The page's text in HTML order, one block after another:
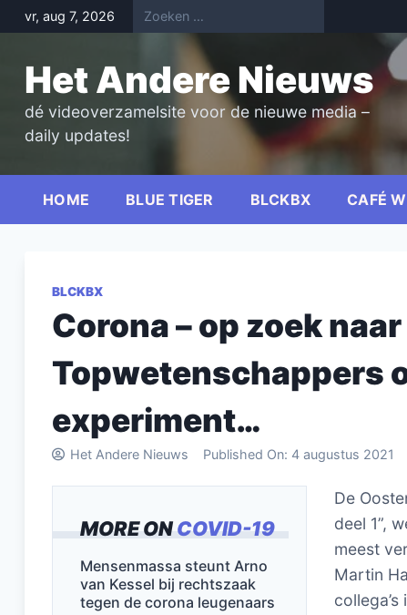
Skip
to
vr, aug 7, 2026
Het Andere Nieuws
dé videoverzamelsite voor de nieuwe media –
daily updates!
HOME BLUE TIGER BLCKBX CAFÉ
BLCKBX
Corona – op zoek
Topwetenschappers
experiment…
Het Andere Nieuws Published On: 4 augustus 2021
MORE ONCOVID-19
Mensenmassa steunt Arno
van Kessel bij rechtszaak
tegen de corona leugenaars
De
deel 1”,
meest
Martin